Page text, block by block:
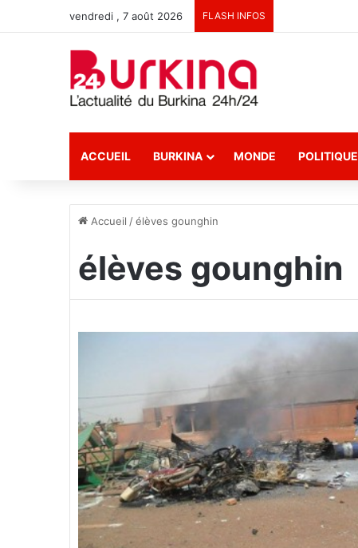
vendredi , 7 août 2026 FLASH INFOS
ACCUEIL BURKINA MONDE POLITIQUE
Accueil /élèves gounghin
élèves gounghin